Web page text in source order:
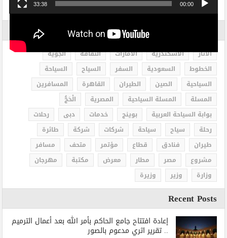
00:00
33:38
الاثار الاسكندرية الامارات الثقافة
الجوية
الخطوط
السعودية السفر السياح
السياحة
السياحية
الصين الطيران القاهرة
المسافرين
المسلة
المسلة السياحية المصرية
الْحَجُّ
بوابة السياحة العربية
بوينج خدمات دبى
رحلات
رحلة
سياح سياحة شركات شركة
طائرة
طيران
فنادق قطاع مؤتمر متحف
مسافر
مشروع
مصر مطار معرض مكتبة
مهرجان
وزارة
وزير وزيرة
Recent Posts
إعادة افتتاح جامع الحاكم بأمر الله بعد أعمال الترميم
.. تقرير اثري مدعوم بالصور